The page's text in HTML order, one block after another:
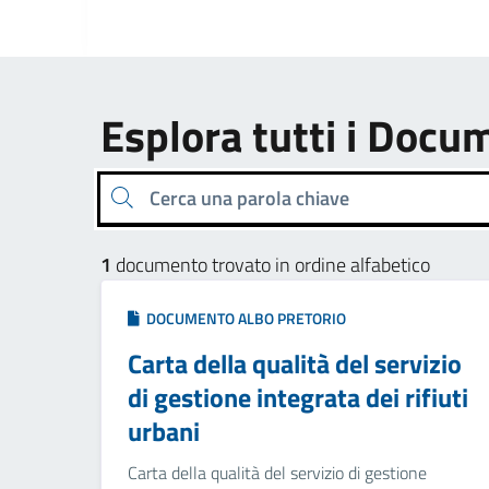
Esplora tutti i
Cerca una parola chiave
1 documento trovato in ordine alfabetico
DOCUMENTO ALBO PRETORIO
Carta della qualità del servizio
di gestione integrata dei rifiuti
urbani
Carta della qualità del servizio di gestione